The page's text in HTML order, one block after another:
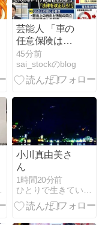
芸能人 「車の
任意保険は強
制にしろ、保
険にも入れな
いヤツは運転
ろ！！」
45分前
sai_stockのblog
小川真由美さ
ん
1時間20分前